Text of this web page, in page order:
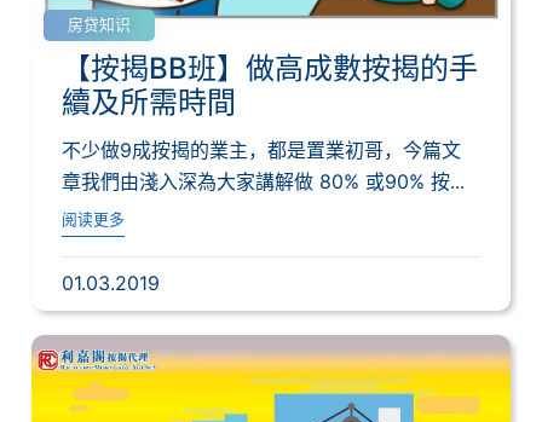
房贷知识
【按揭BB班】做高成數按揭的手
續及所需時間
不少做9成按揭的業主，都是置業初哥，今篇文
章我們由淺入深為大家講解做 80% 或90% 按...
阅读更多
01.03.2019